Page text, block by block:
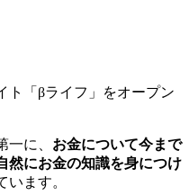
ト「βライフ」をオープン
に、 お金について今まで
然にお金の知識を身につけ
います。